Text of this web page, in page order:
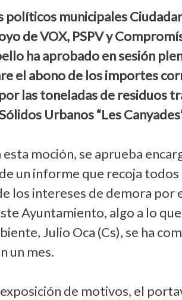
municipales
de VOX, PSPV y
ha aprobado en sesión
el abono de los importes
las toneladas de residuos
Urbanos “Les
moción, se aprueba
un informe que recoja
los intereses de demora
Ayuntamiento, algo a lo
Julio Oca (Cs), se ha
un mes.
de motivos, el